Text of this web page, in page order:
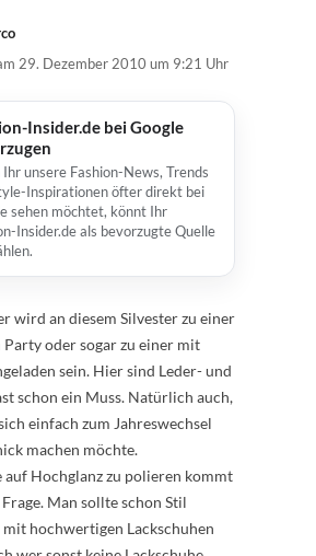
29. Dezember 2010 um 9:21 Uhr
Insider.de bei Google
unsere Fashion-News, Trends
Inspirationen öfter direkt bei
sehen möchtet, könnt Ihr
Insider.de als bevorzugte Quelle
wird an diesem Silvester zu einer
Party oder sogar zu einer mit
sein. Hier sind Leder- und
schon ein Muss. Natürlich auch,
einfach zum Jahreswechsel
machen möchte.
auf Hochglanz zu polieren kommt
Man sollte schon Stil
mit hochwertigen Lackschuhen